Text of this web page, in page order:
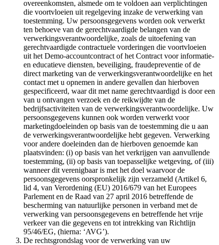
overeenkomsten, alsmede om te voldoen aan verplichtingen
die voortvloeien uit regelgeving inzake de verwerking van
toestemming. Uw persoonsgegevens worden ook verwerkt
ten behoeve van de gerechtvaardigde belangen van de
verwerkingsverantwoordelijke, zoals de uitoefening van
gerechtvaardigde contractuele vorderingen die voortvloeien
uit het Demo-accountcontract of het Contract voor informatie-
en educatieve diensten, beveiliging, fraudepreventie of de
direct marketing van de verwerkingsverantwoordelijke en het
contact met u opnemen in andere gevallen dan hierboven
gespecificeerd, waar dit met name gerechtvaardigd is door een
van u ontvangen verzoek en de reikwijdte van de
bedrijfsactiviteiten van de verwerkingsverantwoordelijke. Uw
persoonsgegevens kunnen ook worden verwerkt voor
marketingdoeleinden op basis van de toestemming die u aan
de verwerkingsverantwoordelijke hebt gegeven. Verwerking
voor andere doeleinden dan de hierboven genoemde kan
plaatsvinden: (i) op basis van het verkrijgen van aanvullende
toestemming, (ii) op basis van toepasselijke wetgeving, of (iii)
wanneer dit verenigbaar is met het doel waarvoor de
persoonsgegevens oorspronkelijk zijn verzameld (Artikel 6,
lid 4, van Verordening (EU) 2016/679 van het Europees
Parlement en de Raad van 27 april 2016 betreffende de
bescherming van natuurlijke personen in verband met de
verwerking van persoonsgegevens en betreffende het vrije
verkeer van die gegevens en tot intrekking van Richtlijn
95/46/EG, (hierna: ‘AVG’).
De rechtsgrondslag voor de verwerking van uw